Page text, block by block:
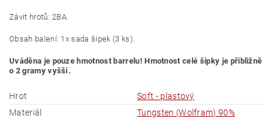
Závit hrotů: 2BA.
Obsah balení: 1x sada šipek (3 ks).
Uváděna je pouze hmotnost barrelu! Hmotnost celé šipky je přibližně
o 2 gramy vyšší.
Hrot
Soft - plastový
Materiál
Tungsten (Wolfram) 90%